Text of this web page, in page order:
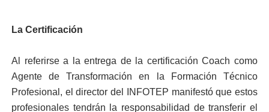
La Certificación
Al referirse a la entrega de la certificación Coach como
Agente de Transformación en la Formación Técnico
Profesional, el director del INFOTEP manifestó que estos
profesionales tendrán la responsabilidad de transferir el